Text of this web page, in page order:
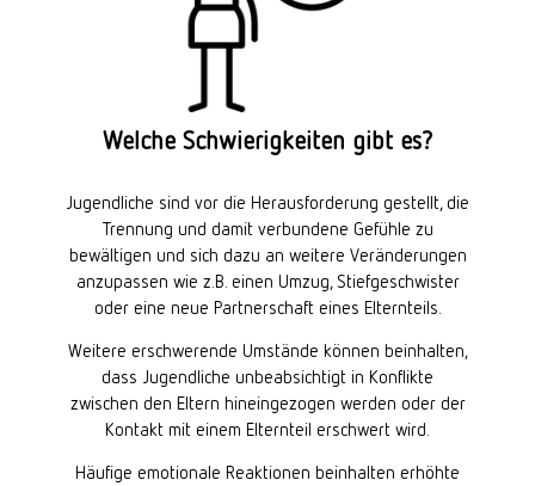
Welche Schwierigkeiten gibt es?
Jugendliche sind vor die Herausforderung gestellt, die
Trennung und damit verbundene Gefühle zu
bewältigen und sich dazu an weitere Veränderungen
anzupassen wie z.B. einen Umzug, Stiefgeschwister
oder eine neue Partnerschaft eines Elternteils.
Weitere erschwerende Umstände können beinhalten,
dass Jugendliche unbeabsichtigt in Konflikte
zwischen den Eltern hineingezogen werden oder der
Kontakt mit einem Elternteil erschwert wird.
Häufige emotionale Reaktionen beinhalten erhöhte